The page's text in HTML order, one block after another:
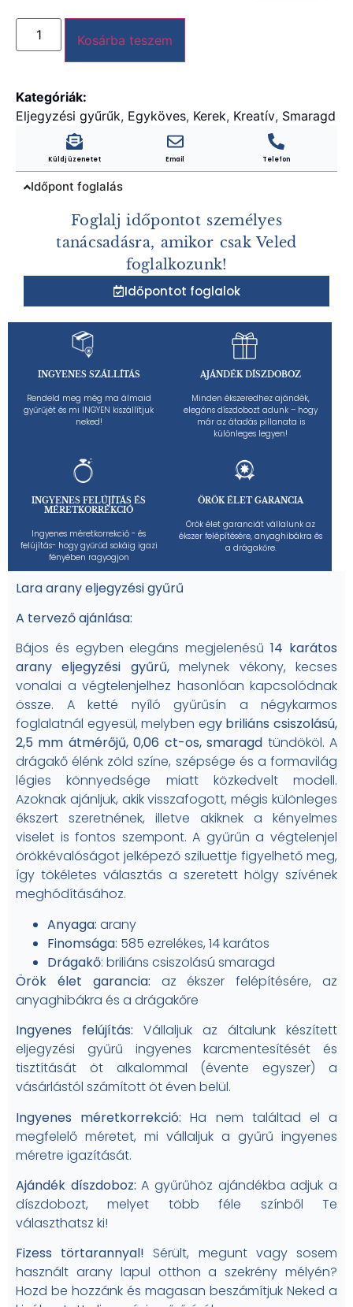
INGYENES SZÁLLÍTÁS
Rendeld meg még ma álmaid
gyűrűjét és mi INGYEN kiszállítjuk
neked!
AJÁNDÉK DÍSZDOBOZ
Minden ékszeredhez ajándék,
elegáns díszdobozt adunk – hogy
már az átadás pillanata is
különleges legyen!
INGYENES FELÚJÍTÁS ÉS
MÉRETKORREKCIÓ
Ingyenes méretkorrekció - és
felújítás- hogy gyűrűd sokáig igazi
fényében ragyogjon
ÖRÖK ÉLET GARANCIA
Örök élet garanciát vállalunk az
ékszer felépítésére, anyaghibákra és
a drágakőre.
Lara arany eljegyzési gyűrű
A tervező ajánlása:
Bájos és egyben elegáns megjelenésű14 karátos
arany eljegyzési gyűrű,melynek vékony, kecses
vonalai a végtelenjelhez hasonlóan kapcsolódnak
össze. A ketté nyíló gyűrűsín a négykarmos
foglalatnál egyesül, melyben egy briliáns csiszolású,
2,5 mm átmérőjű, 0,06 ct-os, smaragd tündököl. A
drágakő élénk zöld színe, szépsége és a formavilág
légies könnyedsége miatt közkedvelt modell.
Azoknak ajánljuk, akik visszafogott, mégis különleges
ékszert szeretnének, illetve akiknek a kényelmes
viselet is fontos szempont. A gyűrűn a végtelenjel
örökkévalóságot jelképező sziluettje figyelhető meg,
így tökéletes választás a szeretett hölgy szívének
meghódításához.
Anyaga: arany
Finomsága: 585 ezrelékes, 14 karátos
Drágakő: briliáns csiszolású smaragd
Örök élet garancia: az ékszer felépítésére, az
anyaghibákra és a drágakőre
Ingyenes felújítás: Vállaljuk az általunk készített
eljegyzési gyűrű ingyenes karcmentesítését és
tisztítását öt alkalommal (évente egyszer) a
vásárlástól számított öt éven belül.
Ingyenes méretkorrekció:Ha nem találtad el a
megfelelő méretet, mi vállaljuk a gyűrű ingyenes
méretre igazítását.
Ajándék díszdoboz:A gyűrűhöz ajándékba adjuk a
díszdobozt, melyet több féle színből Te
választhatsz ki!
Fizess törtarannyal! Sérült, megunt vagy sosem
használt arany lapul otthon a szekrény mélyén?
Hozd be hozzánk és magasan beszámítjuk Neked a
Kosárba teszem
Kategóriák:
Eljegyzési gyűrűk, Egyköves, Kerek, Kreatív, Smaragd
Küldj üzenetet Email Telefon
Időpont foglalás
Foglalj időpontot személyes
tanácsadásra, amikor csak Veled
foglalkozunk!
Időpontot foglalok